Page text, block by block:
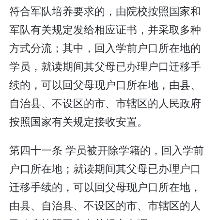
符合军队培养要求的，由院校按照国家和
军队有关规定发给相应证书，并采取多种
方式分流；其中，回入学前户口所在地的
学员，就读期间其父母已办理户口迁移手
续的，可以回父母现户口所在地，由县、
自治县、不设区的市、市辖区的人民政府
按照国家有关规定接收安置。
第四十一条 学员被开除学籍的，回入学前
户口所在地；就读期间其父母已办理户口
迁移手续的，可以回父母现户口所在地，
由县、自治县、不设区的市、市辖区的人